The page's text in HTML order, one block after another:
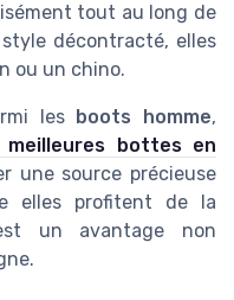
tout au long de
décontracté, elles
ou un chino.
les boots homme,
meilleures bottes en
une source précieuse
elles profitent de la
un avantage non